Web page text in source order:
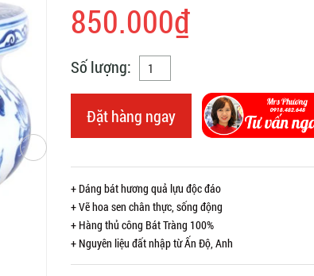
850.000₫
Số lượng:
Đặt hàng ngay
+ Dáng bát hương quả lựu độc đáo
+ Vẽ hoa sen chân thực, sống động
+ Hàng thủ công Bát Tràng 100%
+ Nguyên liệu đất nhập từ Ấn Độ, Anh